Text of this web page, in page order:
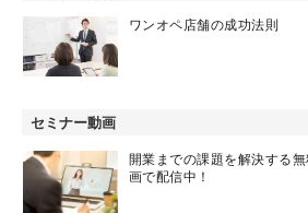
ワンオペ店舗の成功法則
セミナー動画
開業までの課題を解決する
画で配信中！